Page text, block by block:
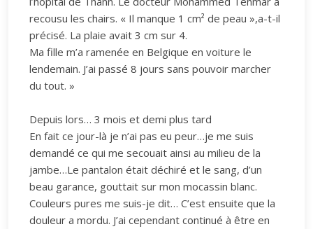
recousu les chairs. « Il manque 1 cm² de peau »,a-t-il
précisé. La plaie avait 3 cm sur 4.
Ma fille m’a ramenée en Belgique en voiture le
lendemain. J’ai passé 8 jours sans pouvoir marcher
du tout. »
Depuis lors… 3 mois et demi plus tard
En fait ce jour-là je n’ai pas eu peur…je me suis
demandé ce qui me secouait ainsi au milieu de la
jambe…Le pantalon était déchiré et le sang, d’un
beau garance, gouttait sur mon mocassin blanc.
Couleurs pures me suis-je dit… C’est ensuite que la
douleur a mordu. J’ai cependant continué à être en